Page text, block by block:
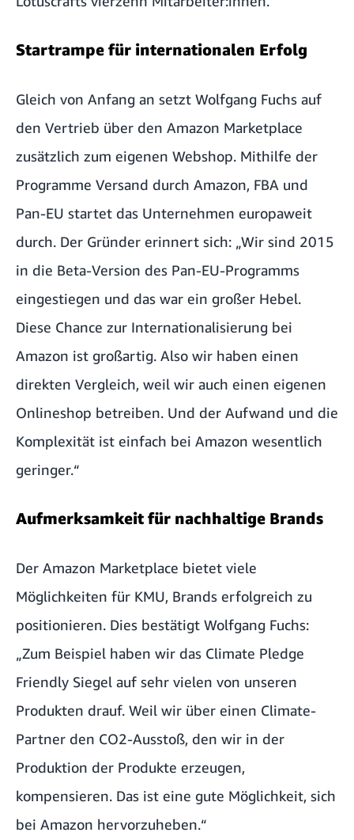
Startrampe für internationalen Erfolg
Gleich von Anfang an setzt Wolfgang Fuchs auf
den Vertrieb über den Amazon Marketplace
zusätzlich zum eigenen Webshop. Mithilfe der
Programme Versand durch Amazon, FBA und
Pan-EU startet das Unternehmen europaweit
durch. Der Gründer erinnert sich: „Wir sind 2015
in die Beta-Version des Pan-EU-Programms
eingestiegen und das war ein großer Hebel.
Diese Chance zur Internationalisierung bei
Amazon ist großartig. Also wir haben einen
direkten Vergleich, weil wir auch einen eigenen
Onlineshop betreiben. Und der Aufwand und die
Komplexität ist einfach bei Amazon wesentlich
geringer.“
Aufmerksamkeit für nachhaltige Brands
Der Amazon Marketplace bietet viele
Möglichkeiten für KMU, Brands erfolgreich zu
positionieren. Dies bestätigt Wolfgang Fuchs:
„Zum Beispiel haben wir das Climate Pledge
Friendly Siegel auf sehr vielen von unseren
Produkten drauf. Weil wir über einen Climate-
Partner den CO2-Ausstoß, den wir in der
Produktion der Produkte erzeugen,
kompensieren. Das ist eine gute Möglichkeit, sich
bei Amazon hervorzuheben.“